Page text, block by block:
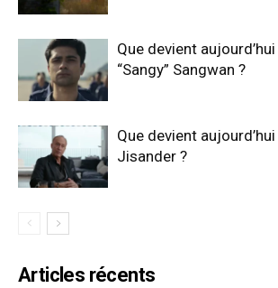
Que devient
“Sangy” Sangwan ?
Que devient
Jisander ?
Articles récents